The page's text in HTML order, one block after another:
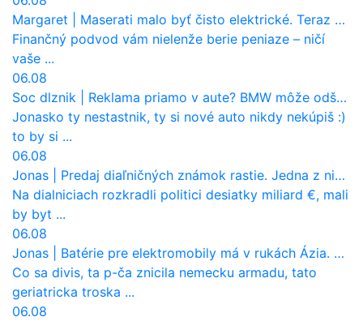
Margaret
Maserati malo byť čisto elektrické. Teraz zisťuje, že potrebuje nový osemvalcový motor
Finančný podvod vám nielenže berie peniaze – ničí
vaše ...
06.08
Soc dlznik
Reklama priamo v aute? BMW môže odštartovať nový trend
Jonasko ty nestastnik, ty si nové auto nikdy nekúpiš :)
to by si ...
06.08
Jonas
Predaj diaľničných známok rastie. Jedna z nich zaznamenala nečakane výrazný nárast
Na dialniciach rozkradli politici desiatky miliard €, mali
by byt ...
06.08
Jonas
Batérie pre elektromobily má v rukách Ázia. Európa ale stráca kontrolu aj nad vlastnou výrobou!
Co sa divis, ta p-ča znicila nemecku armadu, tato
geriatricka troska ...
06.08